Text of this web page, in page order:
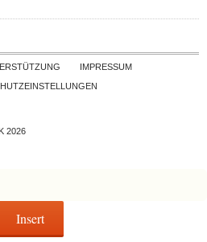
Skip to contentIMPRESSUM
2026
Insert